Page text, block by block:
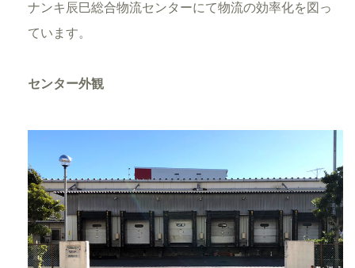
ナンキ辰巳総合物流センターにて物流の効率化を図っ
ています。
センター外観